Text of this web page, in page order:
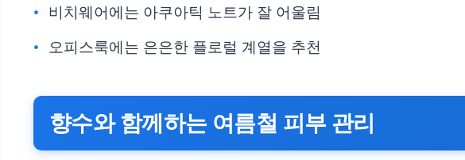
비치웨어에는 아쿠아틱 노트가 잘 어울림
오피스룩에는 은은한 플로럴 계열을 추천
향수와 함께하는 여름철 피부 관리